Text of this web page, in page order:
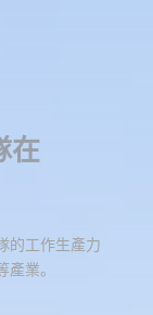
在
的工作生產力
業。